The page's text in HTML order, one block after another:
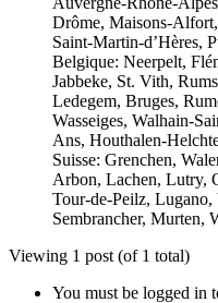
Drôme, Maisons-
Saint-Martin-d’Hères,
Belgique: Neerpelt,
Jabbeke, St. Vith,
Ledegem, Bruges,
Wasseiges, Walhain-
Ans, Houthalen-
Suisse: Grenchen,
Arbon, Lachen, Lutry,
Tour-de-Peilz,
Sembrancher, Murten,
Viewing 1 post (of 1 total)
You must be logged in